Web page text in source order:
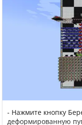
- Нажмите кнопку
деформированную